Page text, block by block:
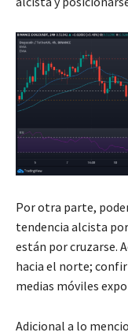
Por otra parte,
tendencia alcista por
están por cruzarse.
hacia el norte;
medias móviles
Adicional a lo